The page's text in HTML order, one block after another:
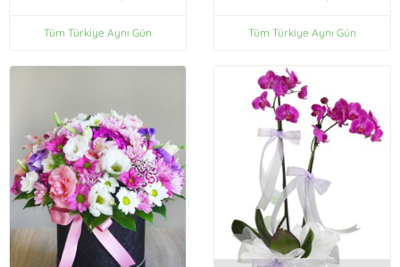
Tüm Türkiye Aynı Gün Tüm Türkiye Aynı Gün